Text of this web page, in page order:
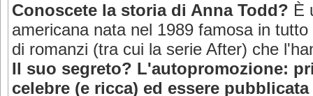
Conoscete la storia di Anna Todd? È
americana nata nel 1989 famosa in
di romanzi (tra cui la serie After) che
Il suo segreto? L'autopromozione:
celebre (e ricca) ed essere